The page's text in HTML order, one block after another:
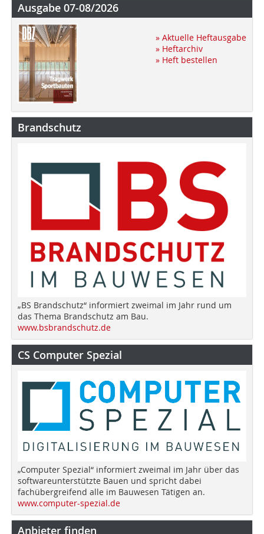
Ausgabe 07-08/2026
» Aktuelle Heftausgabe
» Heftarchiv
» Heft bestellen
Brandschutz
„BS Brandschutz“ informiert zweimal im Jahr rund um
das Thema Brandschutz am Bau.
www.bsbrandschutz.de
CS Computer Spezial
„Computer Spezial“ informiert zweimal im Jahr über das
softwareunterstützte Bauen und spricht dabei
fachübergreifend alle im Bauwesen Tätigen an.
www.computer-spezial.de
Anbieter finden